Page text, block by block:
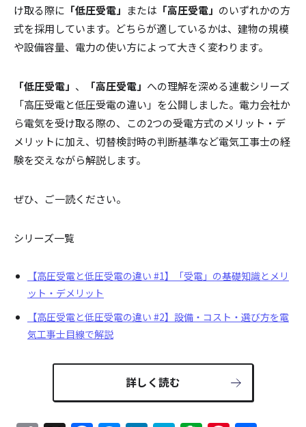
け取る際に 「低圧受電」 または 「高圧受電」 のいずれかの方
式を採用しています。どちらが適しているかは、建物の規模
や設備容量、電力の使い方によって大きく変わります。
「低圧受電」 、 「高圧受電」 への理解を深める連載シリーズ
「高圧受電と低圧受電の違い」を公開しました。電力会社か
ら電気を受け取る際の、この2つの受電方式のメリット・デ
メリットに加え、切替検討時の判断基準など電気工事士の経
験を交えながら解説します。
ぜひ、ご一読ください。
シリーズ一覧
【高圧受電と低圧受電の違い #1】「受電」の基礎知識とメリ
ット・デメリット
【高圧受電と低圧受電の違い #2】設備・コスト・選び方を電
気工事士目線で解説
詳しく読む